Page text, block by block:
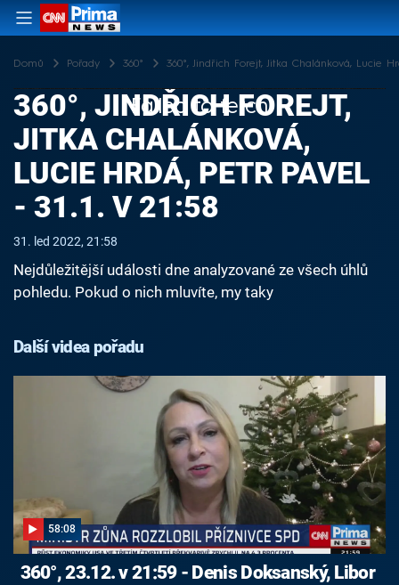
Domů Pořady 360° 360°, Jindřich Forejt, Jitka Chalánková, Lucie
Failed to fetch
360°, JINDŘICH FOREJT,
JITKA CHALÁNKOVÁ,
LUCIE HRDÁ, PETR PAVEL
- 31.1. V 21:58
31. led 2022, 21:58
Nejdůležitější události dne analyzované ze všech úhlů
pohledu. Pokud o nich mluvíte, my taky
Další videa pořadu
58:08
360°, 23.12. v 21:59 - Denis Doksanský, Libor